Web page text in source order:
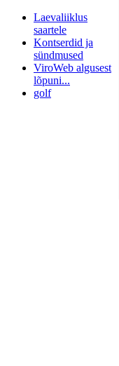
Laevaliiklus
saartele
Kontserdid ja
sündmused
ViroWeb algusest
lõpuni...
golf